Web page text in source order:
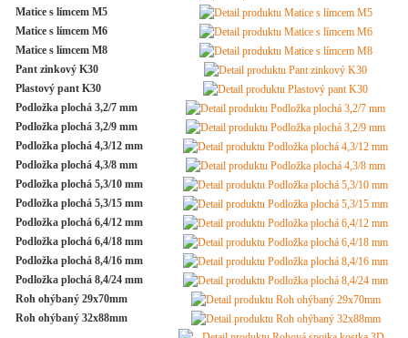
Matice s límcem M5
Matice s límcem M6
Matice s límcem M8
Pant zinkový K30
Plastový pant K30
Podložka plochá 3,2/7 mm
Podložka plochá 3,2/9 mm
Podložka plochá 4,3/12 mm
Podložka plochá 4,3/8 mm
Podložka plochá 5,3/10 mm
Podložka plochá 5,3/15 mm
Podložka plochá 6,4/12 mm
Podložka plochá 6,4/18 mm
Podložka plochá 8,4/16 mm
Podložka plochá 8,4/24 mm
Roh ohýbaný 29x70mm
Roh ohýbaný 32x88mm